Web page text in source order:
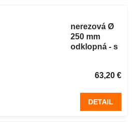
nerezová Ø
250 mm
odklopná - s
63,20 €
DETAIL